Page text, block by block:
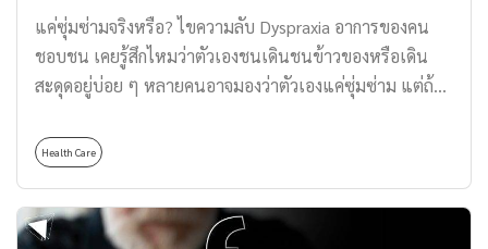
แค่ซุ่มซ่ามจริงหรือ? ไขความลับ Dyspraxia อาการของคน
ชอบชน เคยรู้สึกไหมว่าตัวเองชนเดินชนข้าวของหรือเดิน
สะดุดอยู่บ่อย ๆ หลายคนอาจมองว่าตัวเองแค่ซุ่มซ่าม แต่ถ้า
ใช้ชีวิต นี่อาจเป็นสัญญาณของ Dyspraxia หรือ
Developmental Coordination Disorder (DCD) ซึ่งเป็น
ภาวะที่ส่งผลต่อการเคลื่อนไหวและการทำงานประสานกัน
ของร่างกาย วันนี้เราจะพาทุกคนไปทำความรู้จักกับ
Health Care